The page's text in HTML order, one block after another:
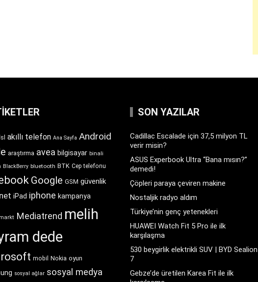
akıllı telefon Ana Sayfa Android
araştırma avea bilgisayar binali
BlackBerry bluetooth BTK Cep telefonu
Google GSM güvenlik
iPad iphone kampanya
Mediatrend melih
dede
mobil Nokia oyun
sosyal ağlar sosyal medya
SON YAZILAR
Cadillac Escalade için 37,5 milyon TL
verir misin?
ASUS Experbook Ultra “Bana mısın?”
demedi!
Çöpleri paraya çeviren makine
Nostaljik radyo aldım
Türkiye’nin genç yetenekleri
HUAWEI Watch Fit 5 Pro ile ilk
karşılaşma
530 beygirlik elektrikli SUV | BYD Sealion
7
Gebze’de üretilen Karea Fit ile ilk